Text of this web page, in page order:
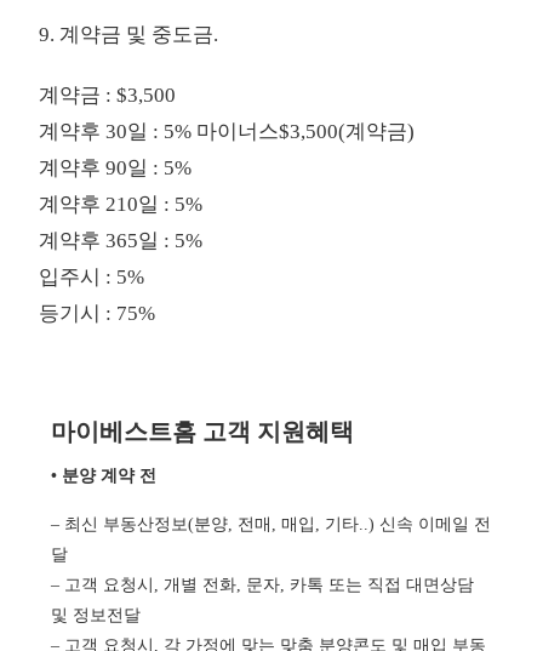
9. 계약금 및 중도금.
계약금 : $3,500
계약후 30일 : 5% 마이너스$3,500(계약금)
계약후 90일 : 5%
계약후 210일 : 5%
계약후 365일 : 5%
입주시 : 5%
등기시 : 75%
마이베스트홈 고객 지원혜택
• 분양 계약 전
– 최신 부동산정보(분양, 전매, 매입, 기타..) 신속 이메일 전
달
– 고객 요청시, 개별 전화, 문자, 카톡 또는 직접 대면상담
및 정보전달
– 고객 요청시, 각 가정에 맞는 맞춤 분양콘도 및 매입 부동